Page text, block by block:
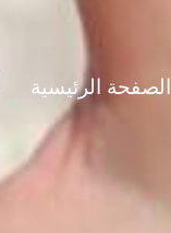
الصفحة الرئيسية